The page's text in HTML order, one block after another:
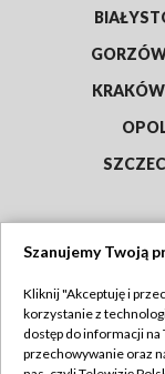
KRAKÓW
Abonament TVP
Szanujemy Twoją
Kliknij "Akceptuję i
korzystanie z
dostęp do informacji
przechowywanie oraz